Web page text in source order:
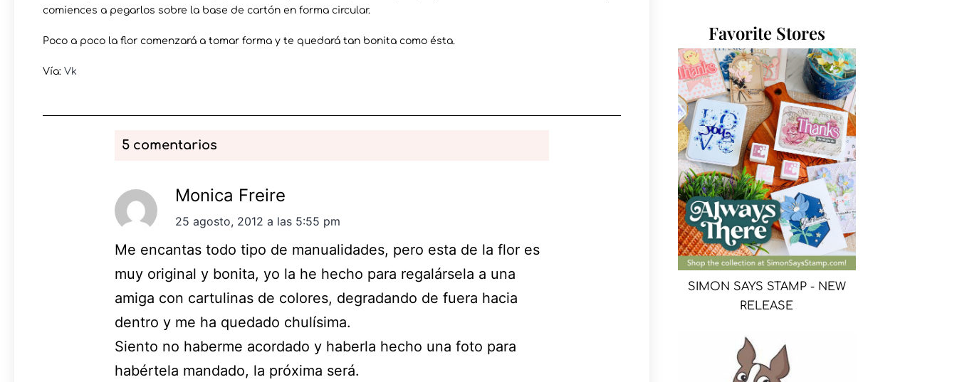
comiences a pegarlos sobre la base de cartón en forma circular.
Poco a poco la flor comenzará a tomar forma y te quedará tan bonita como ésta.
Vía: Vk
5 comentarios
Monica Freire
25 agosto, 2012 a las 5:55 pm
Me encantas todo tipo de manualidades, pero esta de la flor es
muy original y bonita, yo la he hecho para regalársela a una
amiga con cartulinas de colores, degradando de fuera hacia
dentro y me ha quedado chulísima.
Siento no haberme acordado y haberla hecho una foto para
habértela mandado, la próxima será.
Favorite Stores
SIMON SAYS STAMP - NEW
RELEASE